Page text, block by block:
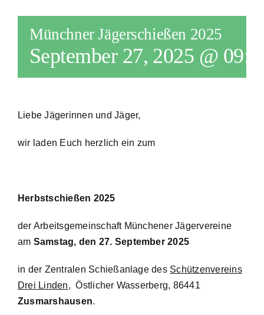
Münchner Jägerschießen 2025
September 27, 2025 @
Liebe Jägerinnen und Jäger,
wir laden Euch herzlich ein zum
Herbstschießen 2025
der Arbeitsgemeinschaft Münchener Jägervereine
am Samstag, den 27. September 2025
in der Zentralen Schießanlage des Schützenvereins
Drei Linden, Östlicher Wasserberg, 86441
Zusmarshausen.